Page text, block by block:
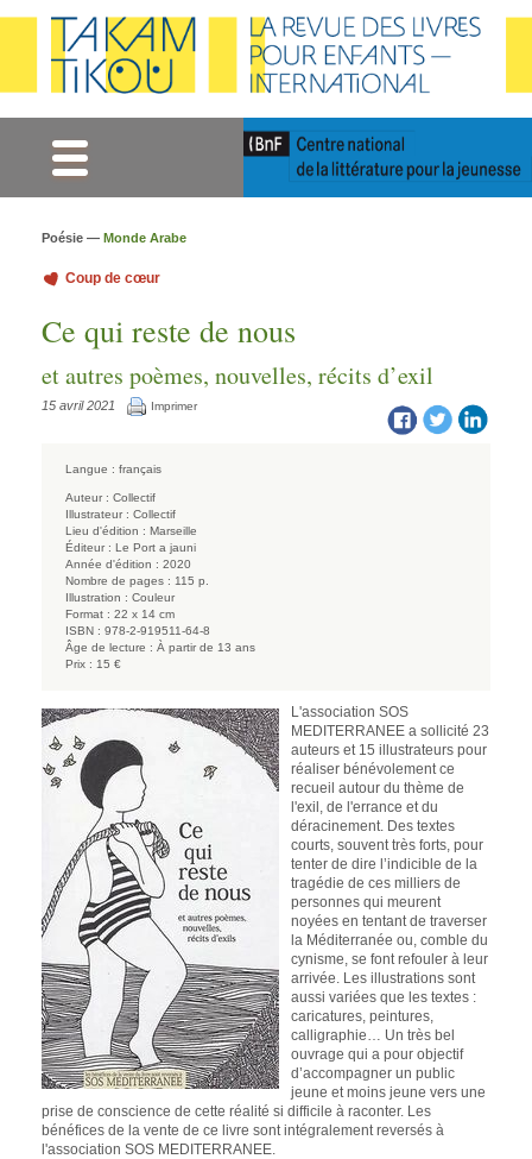
Poésie — Monde Arabe
Coup de cœur
Ce qui reste de nous
et autres poèmes, nouvelles, récits d’exil
15 avril 2021 Imprimer
Langue : français
Auteur : Collectif
Illustrateur : Collectif
Lieu d'édition : Marseille
Éditeur : Le Port a jauni
Année d'édition : 2020
Nombre de pages : 115 p.
Illustration : Couleur
Format : 22 x 14 cm
ISBN : 978-2-919511-64-8
Âge de lecture : À partir de 13 ans
Prix : 15 €
L'association SOS
MEDITERRANEE a sollicité 23
auteurs et 15 illustrateurs pour
réaliser bénévolement ce
recueil autour du thème de
l'exil, de l'errance et du
déracinement. Des textes
courts, souvent très forts, pour
tenter de dire l’indicible de la
tragédie de ces milliers de
personnes qui meurent
noyées en tentant de traverser
la Méditerranée ou, comble du
cynisme, se font refouler à leur
arrivée. Les illustrations sont
aussi variées que les textes :
caricatures, peintures,
calligraphie… Un très bel
ouvrage qui a pour objectif
d’accompagner un public
jeune et moins jeune vers une
prise de conscience de cette réalité si difficile à raconter. Les
bénéfices de la vente de ce livre sont intégralement reversés à
l'association SOS MEDITERRANEE.